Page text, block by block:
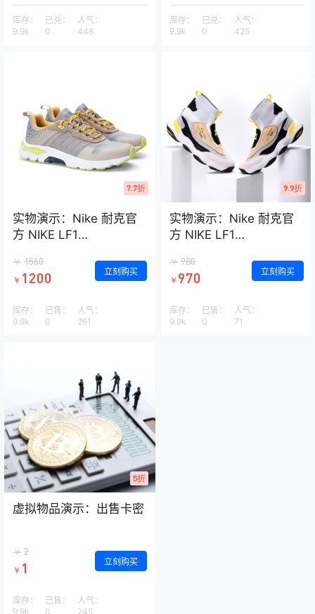
库存：
9.9k
已兑：
0
人气：
448
库存：
9.9k
已兑：
0
人气：
425
7.7折
实物演示：Nike 耐克官
方 NIKE LF1
运动鞋 AA1125
￥ 1560
￥ 1200 立刻购买
库存：
9.9k
已售：
0
人气：
261
9.9折
实物演示：Nike 耐克官
方 NIKE LF1
运动鞋 AA1125
￥ 980
￥ 970 立刻购买
库存：
9.9k
已售：
0
人气：
71
5折
虚拟物品演示：出售卡密
￥ 2
￥ 1 立刻购买
库存：
9.9k
已售：
0
人气：
245